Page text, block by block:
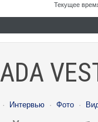
Текущее
· Интервью · Фото ·